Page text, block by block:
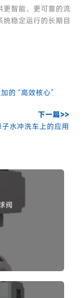
更智能、更可靠的流
稳定运行的长期目
的 “高效核心”
下一篇>>
水冲洗车上的应用
阀